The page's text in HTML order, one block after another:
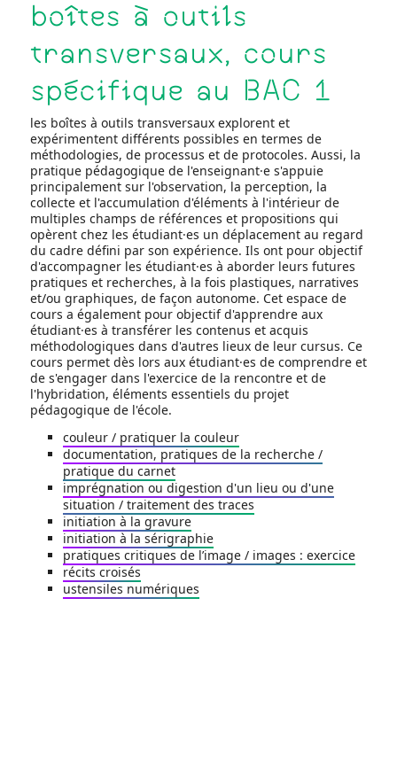
boîtes à outils
transversaux, cours
spécifique au BAC 1
les boîtes à outils transversaux explorent et
expérimentent différents possibles en termes de
méthodologies, de processus et de protocoles. Aussi, la
pratique pédagogique de l'enseignant·e s'appuie
principalement sur l'observation, la perception, la
collecte et l'accumulation d'éléments à l'intérieur de
multiples champs de références et propositions qui
opèrent chez les étudiant·es un déplacement au regard
du cadre défini par son expérience. Ils ont pour objectif
d'accompagner les étudiant·es à aborder leurs futures
pratiques et recherches, à la fois plastiques, narratives
et/ou graphiques, de façon autonome. Cet espace de
cours a également pour objectif d'apprendre aux
étudiant·es à transférer les contenus et acquis
méthodologiques dans d'autres lieux de leur cursus. Ce
cours permet dès lors aux étudiant·es de comprendre et
de s'engager dans l'exercice de la rencontre et de
l'hybridation, éléments essentiels du projet
pédagogique de l'école.
couleur / pratiquer la couleur
documentation, pratiques de la recherche /
pratique du carnet
imprégnation ou digestion d'un lieu ou d'une
situation / traitement des traces
initiation à la gravure
initiation à la sérigraphie
pratiques critiques de l’image / images : exercice
récits croisés
ustensiles numériques